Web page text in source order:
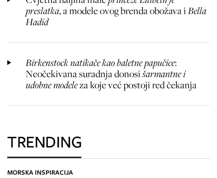
preslatka, a modele ovog brenda obožava iBella
Hadid
Birkenstock natikače kao baletne papučice:
Neočekivana suradnja donosišarmantne i
udobne modeleza koje već postoji red čekanja
TRENDING
MORSKA INSPIRACIJA